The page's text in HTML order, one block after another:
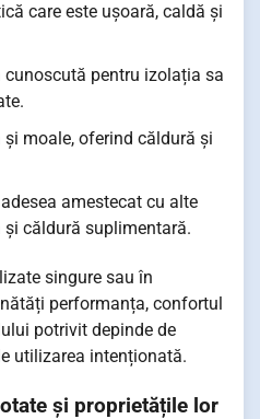
care este ușoară, caldă și
cunoscută pentru izolația sa
și moale, oferind căldură și
amestecat cu alte
căldură suplimentară.
singure sau în
performanța, confortul
potrivit depinde de
utilizarea intenționată.
și proprietățile lor